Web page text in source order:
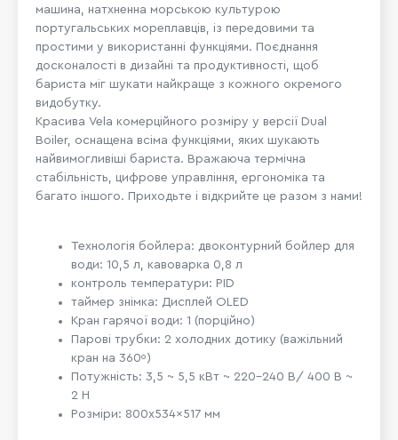
машина, натхненна морською культурою
португальських мореплавців, із передовими та
простими у використанні функціями. Поєднання
досконалості в дизайні та продуктивності, щоб
бариста міг шукати найкраще з кожного окремого
видобутку.
Красива Vela комерційного розміру у версії Dual
Boiler, оснащена всіма функціями, яких шукають
найвимогливіші бариста. Вражаюча термічна
стабільність, цифрове управління, ергономіка та
багато іншого. Приходьте і відкрийте це разом з нами!
Технологія бойлера: двоконтурний бойлер для
води: 10,5 л, кавоварка 0,8 л
контроль температури: PID
таймер знімка: Дисплей OLED
Кран гарячої води: 1 (порційно)
Парові трубки: 2 холодних дотику (важільний
кран на 360º)
Потужність: 3,5 ~ 5,5 кВт ~ 220-240 В/ 400 В ~
2 Н
Розміри: 800x534x517 мм